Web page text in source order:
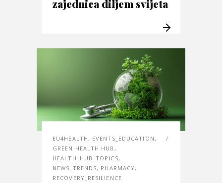
zajednica diljem svijeta
EU4HEALTH, EVENTS_EDUCATION,
GREEN HEALTH HUB ,
HEALTH_HUB_TOPICS,
NEWS_TRENDS, PHARMACY,
RECOVERY_RESILIENCE